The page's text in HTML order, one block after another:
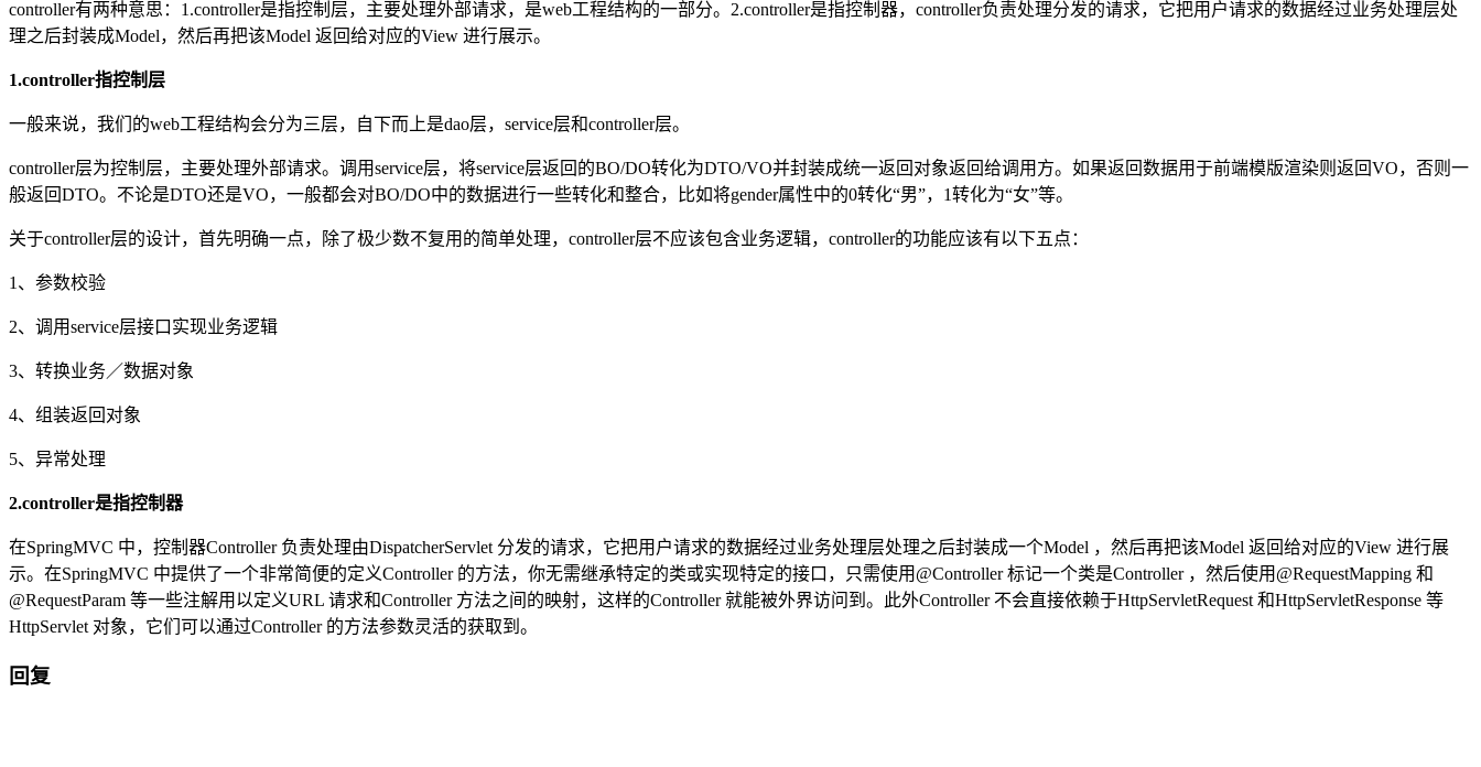
controller有两种意思：1.controller是指控制层，主要处理外部请求，是web工程结构的一部分。2.controller是指控制器，controller负责处理分发的请求，它把用户请求的数据经过业务处理层处
理之后封装成Model，然后再把该Model 返回给对应的View 进行展示。
1.controller指控制层
一般来说，我们的web工程结构会分为三层，自下而上是dao层，service层和controller层。
controller层为控制层，主要处理外部请求。调用service层，将service层返回的BO/DO转化为DTO/VO并封装成统一返回对象返回给调用方。如果返回数据用于前端模版渲染则返回VO，否则一
般返回DTO。不论是DTO还是VO，一般都会对BO/DO中的数据进行一些转化和整合，比如将gender属性中的0转化“男”，1转化为“女”等。
关于controller层的设计，首先明确一点，除了极少数不复用的简单处理，controller层不应该包含业务逻辑，controller的功能应该有以下五点：
1、参数校验
2、调用service层接口实现业务逻辑
3、转换业务／数据对象
4、组装返回对象
5、异常处理
2.controller是指控制器
在SpringMVC 中，控制器Controller 负责处理由DispatcherServlet 分发的请求，它把用户请求的数据经过业务处理层处理之后封装成一个Model ，然后再把该Model 返回给对应的View 进行展
示。在SpringMVC 中提供了一个非常简便的定义Controller 的方法，你无需继承特定的类或实现特定的接口，只需使用@Controller 标记一个类是Controller ，然后使用@RequestMapping 和
@RequestParam 等一些注解用以定义URL 请求和Controller 方法之间的映射，这样的Controller 就能被外界访问到。此外Controller 不会直接依赖于HttpServletRequest 和HttpServletResponse 等
HttpServlet 对象，它们可以通过Controller 的方法参数灵活的获取到。
回复